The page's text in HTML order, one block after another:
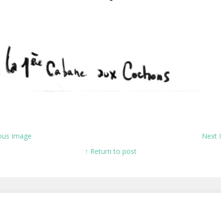
Image Next
↑ Return to post